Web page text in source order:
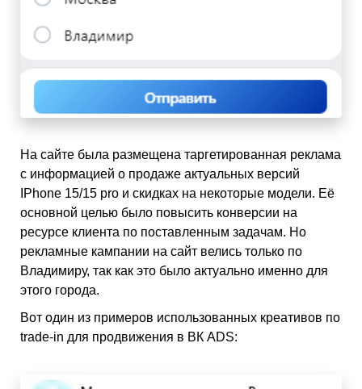
На сайте была размещена таргетированная реклама
с информацией о продаже актуальных версий
IPhone 15/15 pro и скидках на некоторые модели. Её
основной целью было повысить конверсии на
ресурсе клиента по поставленным задачам. Но
рекламные кампании на сайт велись только по
Владимиру, так как это было актуально именно для
этого города.
Вот один из примеров использованных креативов по
trade-in для продвижения в ВК ADS: